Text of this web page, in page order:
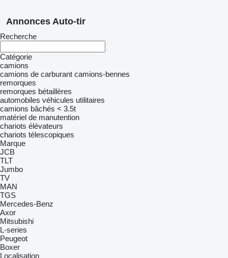
Annonces Auto-tir
Recherche
Catégorie
camions
camions de carburant camions-bennes
remorques
remorques bétaillères
automobiles véhicules utilitaires
camions bâchés < 3.5t
matériel de manutention
chariots élévateurs
chariots télescopiques
Marque
JCB
TLT
Jumbo
TV
MAN
TGS
Mercedes-Benz
Axor
Mitsubishi
L-series
Peugeot
Boxer
Localisation